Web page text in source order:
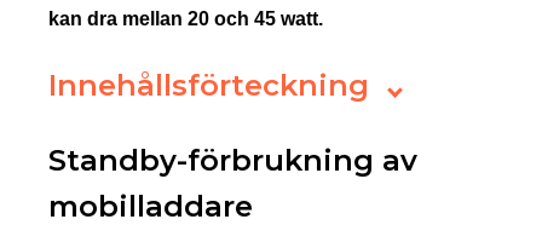
kan dra mellan 20 och 45 watt.
Innehållsförteckning
Standby-förbrukning av
mobilladdare